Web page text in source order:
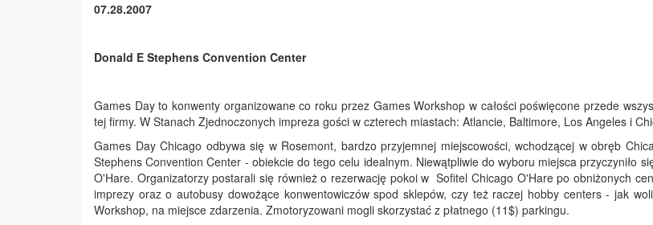
07.28.2007
Donald E Stephens Convention Center
Games Day to konwenty organizowane co roku przez Games Workshop w całości poświęcone przede
tej firmy. W Stanach Zjednoczonych impreza gości w czterech miastach: Atlancie, Baltimore, Los Angeles i
Games Day Chicago odbywa się w Rosemont, bardzo przyjemnej miejscowości, wchodzącej w obręb
Stephens Convention Center - obiekcie do tego celu idealnym. Niewątpliwie do wyboru miejsca przyczyniło
O'Hare. Organizatorzy postarali się również o rezerwację pokoi w Sofitel Chicago O'Hare po obniżonych
imprezy oraz o autobusy dowożące konwentowiczów spod sklepów, czy też raczej hobby centers - jak
Workshop, na miejsce zdarzenia. Zmotoryzowani mogli skorzystać z płatnego (11$) parkingu.